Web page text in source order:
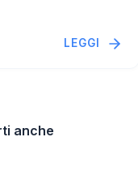
LEGGI
anche